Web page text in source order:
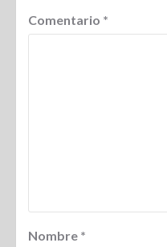
Comentario *
Nombre *